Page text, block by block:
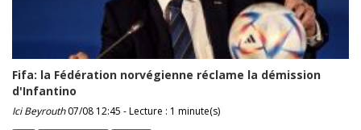
Fifa: la Fédération norvégienne réclame la démission
d'Infantino
Ici Beyrouth07/08 12:45 - Lecture : 1 minute(s)